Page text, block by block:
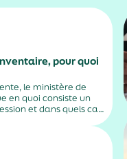
pour quoi
le ministère de
en quoi consiste un
et dans quels cas